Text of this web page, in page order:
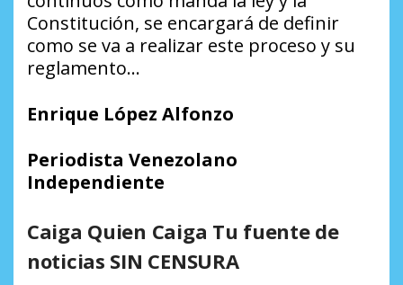
Constitución, se encargará de definir
como se va a realizar este proceso y su
reglamento…
Enrique López Alfonzo
Periodista Venezolano
Independiente
Caiga Quien Caiga Tu fuente de
noticias SIN CENSURA